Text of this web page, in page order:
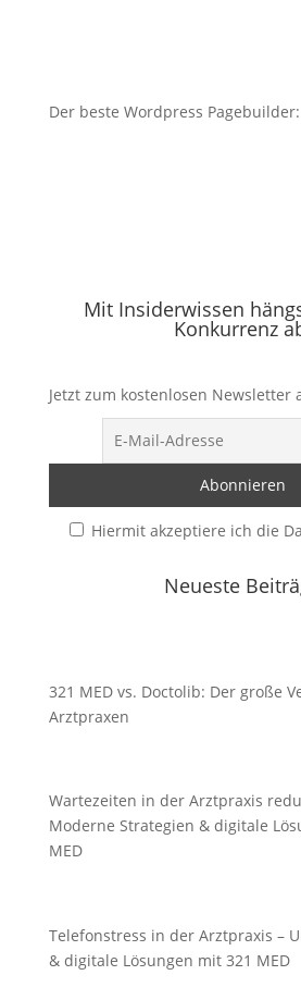
Der beste Wordpress Pagebuilder:
Mit Insiderwissen
Konkurrenz
Jetzt zum kostenlosen Newsletter
Hiermit akzeptiere ich die
Neueste
321 MED vs. Doctolib: Der große
Arztpraxen
Wartezeiten in der Arztpraxis
Moderne Strategien & digitale
MED
Telefonstress in der Arztpraxis –
& digitale Lösungen mit 321 MED